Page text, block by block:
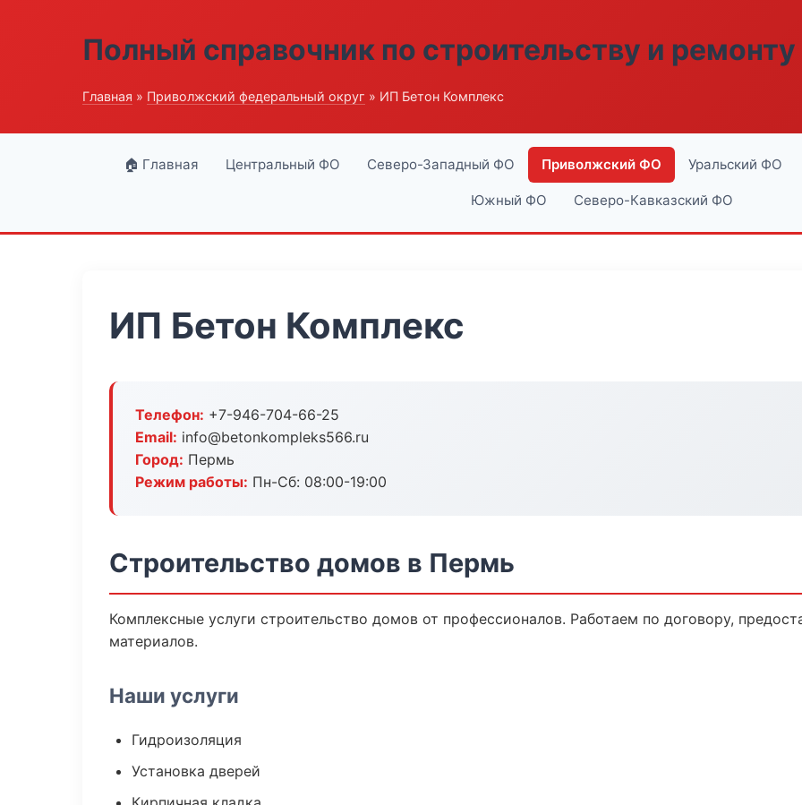
Полный справочник по строительству и ремонту
Главная » Приволжский федеральный округ » ИП Бетон Комплекс
🏠 Главная Центральный ФО Северо-Западный ФО Приволжский ФО Уральский ФО
Южный ФО Северо-Кавказский ФО
ИП Бетон Комплекс
Телефон: +7-946-704-66-25
Email: info@betonkompleks566.ru
Город: Пермь
Режим работы: Пн-Сб: 08:00-19:00
Строительство домов в Пермь
Комплексные услуги строительство домов от профессионалов. Работаем по договору,
материалов.
Наши услуги
Гидроизоляция
Установка дверей